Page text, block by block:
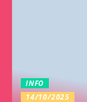
INFO
14/10/2025